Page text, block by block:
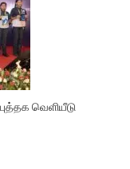
வெளியீடு